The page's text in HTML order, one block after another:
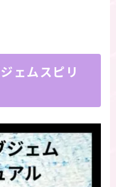
ェムスピリ